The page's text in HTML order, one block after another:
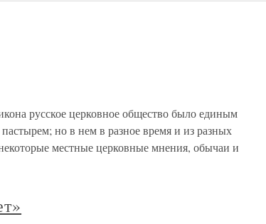
русское церковное общество было единым
но в нем в разное время и из разных
местные церковные мнения, обычаи и